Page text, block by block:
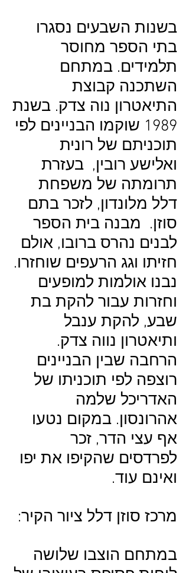
בשנות השבעים נסגרו
בתי הספר מחוסר
תלמידים. במתחם
השתכנה קבוצת
התיאטרון נוה צדק. בשנת
1989 שוקמו הבניינים לפי
תוכניתם של רונית
ואלישע רובין, בעזרת
תרומתה של משפחת
דלל מלונדון, לזכר בתם
סוזן. מבנה בית הספר
לבנים נהרס ברובו, אולם
חזיתו וגג הרעפים שוחזרו.
נבנו אולמות למופעים
וחזרות עבור להקת בת
שבע, להקת ענבל
ותיאטרון נווה צדק.
הרחבה שבין הבניינים
רוצפה לפי תוכניתו של
האדריכל שלמה
אהרונסון. במקום נטעו
אף עצי הדר, זכר
לפרדסים שהקיפו את יפו
ואינם עוד.
מרכז סוזן דלל ציור הקיר:
במתחם הוצבו שלושה